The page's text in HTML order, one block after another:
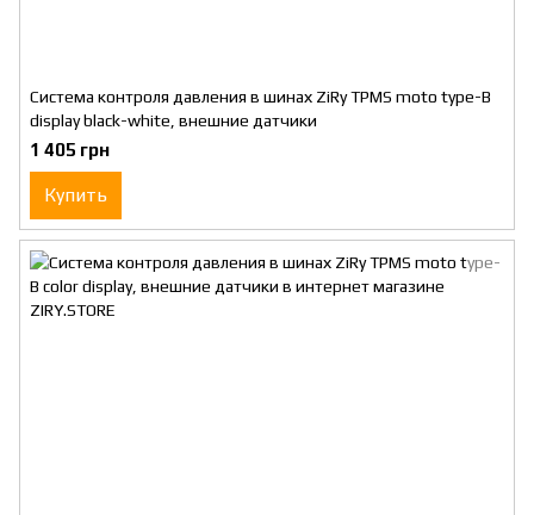
Система контроля давления в шинах ZiRy TPMS moto type-B
display black-white, внешние датчики
1 405 грн
Купить